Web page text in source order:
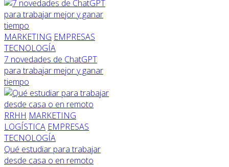
MARKETING EMPRESAS
TECNOLOGÍA
7 novedades de ChatGPT
para trabajar mejor y ganar
tiempo
RRHH MARKETING
LOGÍSTICA EMPRESAS
TECNOLOGÍA
Qué estudiar para trabajar
desde casa o en remoto